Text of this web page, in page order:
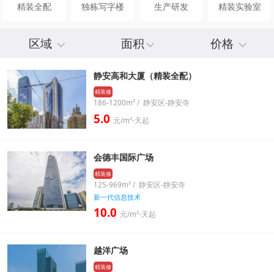
精装全配 独栋写字楼 生产研发 精装实验室
区域 面积 价格
静安高和大厦（精装全配）
精装修
186-1200m² / 静安区-静安寺
5.0 元/m²⋅天起
会德丰国际广场
精装修
125-969m² / 静安区-静安寺
新一代信息技术
10.0 元/m²⋅天起
越洋广场
精装修